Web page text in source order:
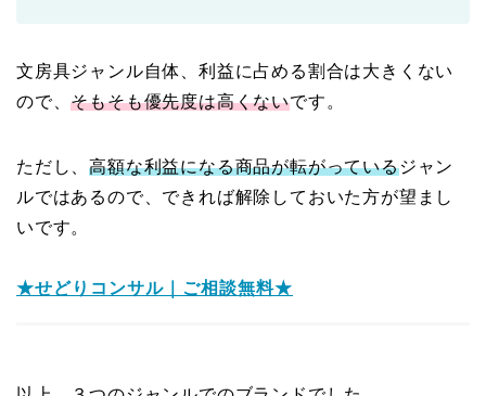
文房具ジャンル自体、利益に占める割合は大きくない
ので、そもそも優先度は高くないです。
ただし、高額な利益になる商品が転がっているジャン
ルではあるので、できれば解除しておいた方が望まし
いです。
★せどりコンサル｜ご相談無料★